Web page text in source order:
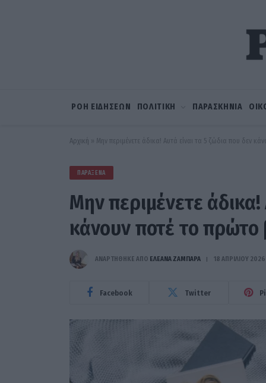
ΡΟΗ ΕΙΔΗΣΕΩΝ ΠΟΛΙΤΙΚΗ ΠΑΡΑΣΚΗΝΙΑ
Αρχική » Μην περιμένετε άδικα! Αυτά είναι τα 5 ζώδια που δεν
ΠΑΡΆΞΕΝΑ
Μην περιμένετε
κάνουν ποτέ το πρώτο
ΑΝΑΡΤΗΘΗΚΕ ΑΠΟ ΕΛΕΑΝΑ ΖΑΜΠΑΡΑ 18 ΑΠΡΙΛΊΟΥ 2026
Facebook Twitter